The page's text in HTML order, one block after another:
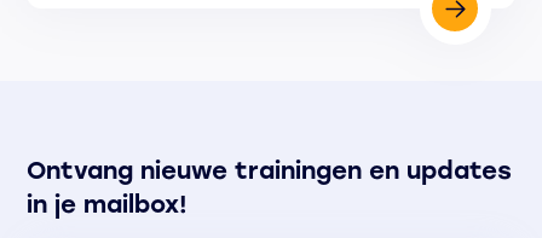
Ontvang nieuwe trainingen en updates
in je mailbox!